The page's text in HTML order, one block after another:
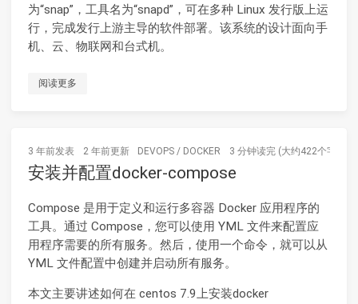
为“snap”，工具名为“snapd”，可在多种 Linux 发行版上运
行，完成发行上游主导的软件部署。该系统的设计面向手
机、云、物联网和台式机。
阅读更多
3 年前发表 2 年前更新 DEVOPS / DOCKER 3 分钟读完 (大约422个字)
安装并配置docker-compose
Compose 是用于定义和运行多容器 Docker 应用程序的
工具。通过 Compose，您可以使用 YML 文件来配置应
用程序需要的所有服务。然后，使用一个命令，就可以从
YML 文件配置中创建并启动所有服务。
本文主要讲述如何在 centos 7.9上安装docker